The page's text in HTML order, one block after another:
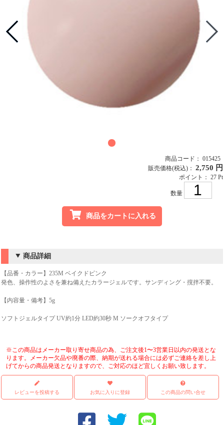
商品コード： 015425
販売価格(税込)： 2,750 円
ポイント： 27 Pt
数量
商品をカートに入れる
商品詳細
【品番・カラー】235M ベイクドピンク
発色、操作性のよさを兼ね備えたカラージェルです。サンディング・撹拌不要。
【内容量・備考】5g
ソフトジェルタイプ UV約1分 LED約30秒 M ソークオフタイプ
※この商品はメーカー取り寄せ商品の為、ご注文後1〜3営業日以内の発送とな
ります。メーカー欠品や廃番の際、納期が送れる場合には必ずご連絡を差し上
げてからの商品発送となりますので、ご対応のほど宜しくお願い致します。
レビューを投稿する お気に入りに登録 この商品の問い合せ